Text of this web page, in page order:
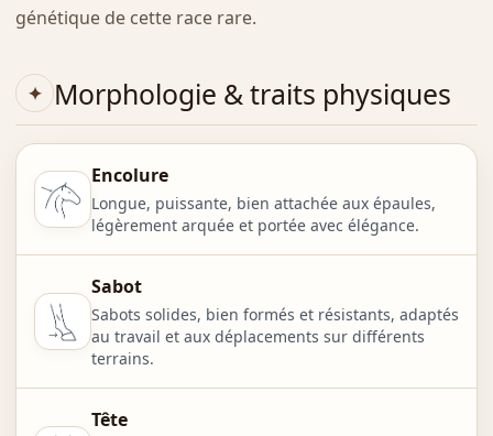
génétique de cette race rare.
Morphologie & traits physiques
Encolure
Longue, puissante, bien attachée aux épaules,
légèrement arquée et portée avec élégance.
Sabot
Sabots solides, bien formés et résistants, adaptés
au travail et aux déplacements sur différents
terrains.
Tête